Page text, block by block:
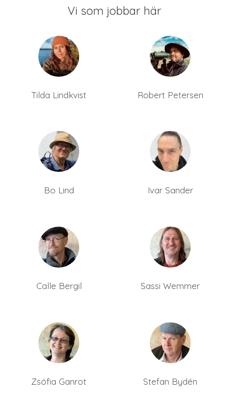
Vi som jobbar här
Tilda Lindkvist Robert Petersen
Bo Lind Ivar Sander
Calle Bergil Sassi Wemmer
Zsófia Ganrot Stefan Bydén